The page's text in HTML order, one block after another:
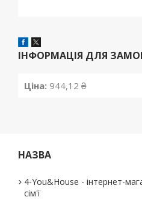
ІНФОРМАЦІЯ ДЛЯ
Ціна: 944,12 ₴
НАЗВА
4-You&House - інтернет-
сім'ї